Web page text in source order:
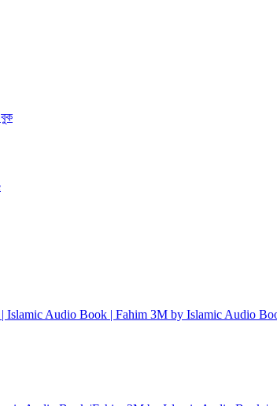
| Islamic Audio Book | Fahim 3M by Islamic Audio